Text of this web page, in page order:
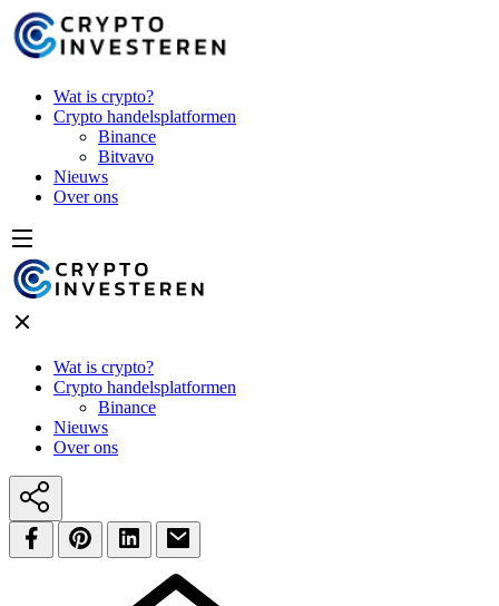
Wat is crypto?
Crypto handelsplatformen
Binance
Bitvavo
Nieuws
Over ons
Wat is crypto?
Crypto handelsplatformen
Binance
Nieuws
Over ons